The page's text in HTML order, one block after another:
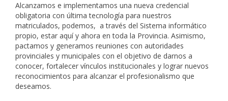
Alcanzamos e implementamos una nueva credencial
obligatoria con última tecnología para nuestros
matriculados, podemos, a través del Sistema informático
propio, estar aquí y ahora en toda la Provincia. Asimismo,
pactamos y generamos reuniones con autoridades
provinciales y municipales con el objetivo de darnos a
conocer, fortalecer vínculos institucionales y lograr nuevos
reconocimientos para alcanzar el profesionalismo que
deseamos.